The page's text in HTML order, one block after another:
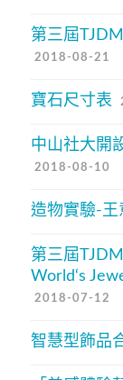
第三屆
2018-08-21
寶石尺寸表
中山社大開
2018-08-10
造物實驗-王
第三屆
World‘s
2018-07-12
智慧型飾品